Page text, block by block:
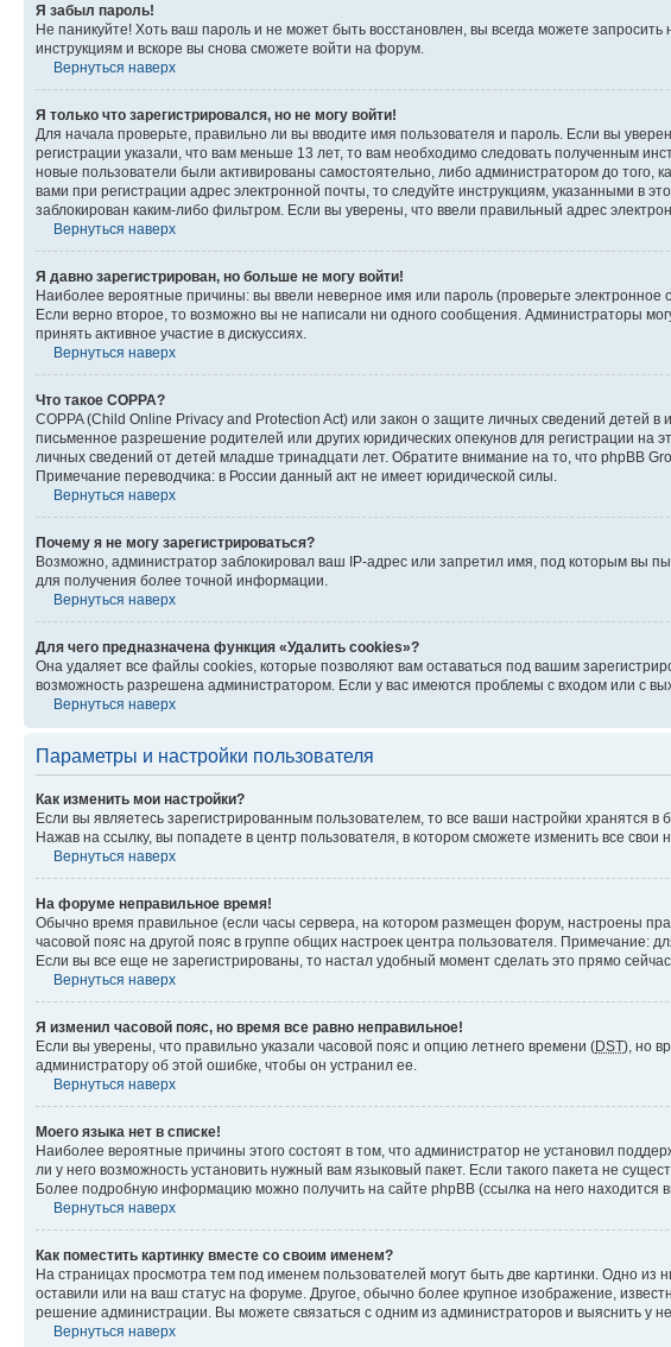
Я забыл пароль!
Не паникуйте! Хоть ваш пароль и не может быть восстановлен, вы всегда можете
инструкциям и вскоре вы снова сможете войти на форум.
Вернуться наверх
Я только что зарегистрировался, но не могу войти!
Для начала проверьте, правильно ли вы вводите имя пользователя и пароль. Если вы
регистрации указали, что вам меньше 13 лет, то вам необходимо следовать полученным
новые пользователи были активированы самостоятельно, либо администратором до
вами при регистрации адрес электронной почты, то следуйте инструкциям, указанными в
заблокирован каким-либо фильтром. Если вы уверены, что ввели правильный адрес
Вернуться наверх
Я давно зарегистрирован, но больше не могу войти!
Наиболее вероятные причины: вы ввели неверное имя или пароль (проверьте
Если верно второе, то возможно вы не написали ни одного сообщения. Администраторы
принять активное участие в дискуссиях.
Вернуться наверх
Что такое COPPA?
COPPA (Child Online Privacy and Protection Act) или закон о защите личных сведений
письменное разрешение родителей или других юридических опекунов для регистрации
личных сведений от детей младше тринадцати лет. Обратите внимание на то, что phpBB
Примечание переводчика: в России данный акт не имеет юридической силы.
Вернуться наверх
Почему я не могу зарегистрироваться?
Возможно, администратор заблокировал ваш IP-адрес или запретил имя, под которым вы
для получения более точной информации.
Вернуться наверх
Для чего предназначена функция «Удалить cookies»?
Она удаляет все файлы cookies, которые позволяют вам оставаться под вашим
возможность разрешена администратором. Если у вас имеются проблемы с входом или с
Вернуться наверх
Параметры и настройки пользователя
Как изменить мои настройки?
Если вы являетесь зарегистрированным пользователем, то все ваши настройки хранятся
Нажав на ссылку, вы попадете в центр пользователя, в котором сможете изменить все свои
Вернуться наверх
На форуме неправильное время!
Обычно время правильное (если часы сервера, на котором размещен форум, настроены
часовой пояс на другой пояс в группе общих настроек центра пользователя. Примечание:
Если вы все еще не зарегистрированы, то настал удобный момент сделать это прямо сейчас.
Вернуться наверх
Я изменил часовой пояс, но время все равно неправильное!
Если вы уверены, что правильно указали часовой пояс и опцию летнего времени (DST), но
администратору об этой ошибке, чтобы он устранил ее.
Вернуться наверх
Моего языка нет в списке!
Наиболее вероятные причины этого состоят в том, что администратор не установил
ли у него возможность установить нужный вам языковый пакет. Если такого пакета не
Более подробную информацию можно получить на сайте phpBB (ссылка на него находится
Вернуться наверх
Как поместить картинку вместе со своим именем?
На страницах просмотра тем под именем пользователей могут быть две картинки. Одно
оставили или на ваш статус на форуме. Другое, обычно более крупное изображение,
решение администрации. Вы можете связаться с одним из администраторов и выяснить у
Вернуться наверх